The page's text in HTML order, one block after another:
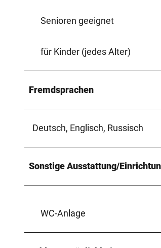
Senioren geeignet
für Kinder (jedes Alter)
Fremdsprachen
Deutsch, Englisch, Russisch
Sonstige Ausstattung/
WC-Anlage